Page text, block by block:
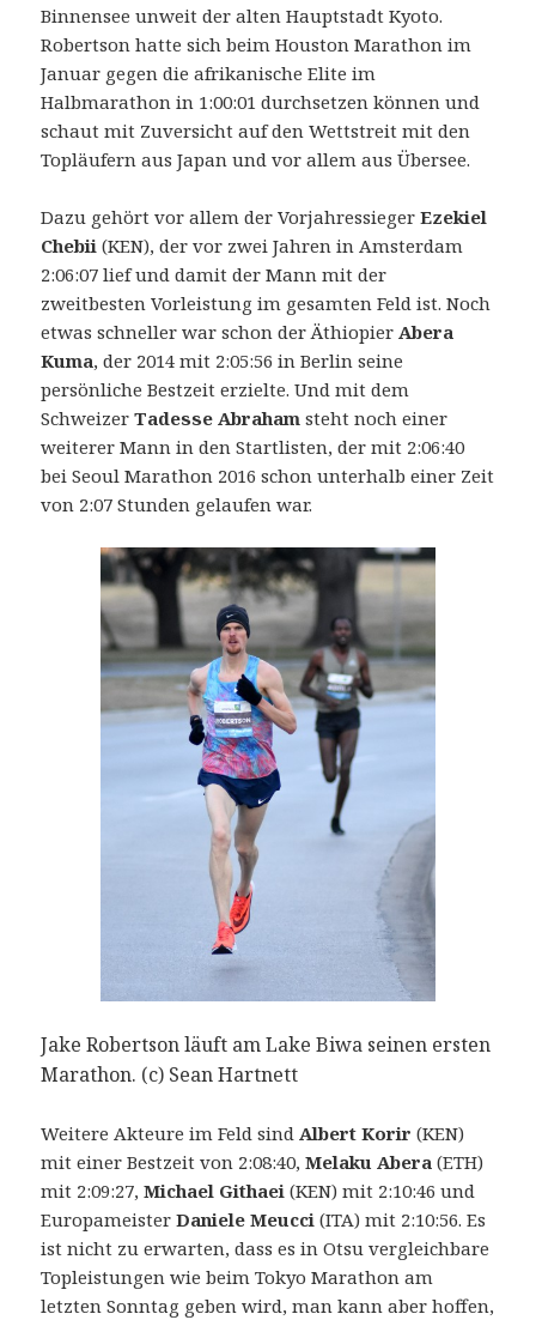
Binnensee unweit der alten Hauptstadt Kyoto.
Robertson hatte sich beim Houston Marathon im
Januar gegen die afrikanische Elite im
Halbmarathon in 1:00:01 durchsetzen können und
schaut mit Zuversicht auf den Wettstreit mit den
Topläufern aus Japan und vor allem aus Übersee.
Dazu gehört vor allem der VorjahressiegerEzekiel
Chebii (KEN), der vor zwei Jahren in Amsterdam
2:06:07 lief und damit der Mann mit der
zweitbesten Vorleistung im gesamten Feld ist. Noch
etwas schneller war schon der Äthiopier Abera
Kuma, der 2014 mit 2:05:56 in Berlin seine
persönliche Bestzeit erzielte. Und mit dem
SchweizerTadesse Abraham steht noch einer
weiterer Mann in den Startlisten, der mit 2:06:40
bei Seoul Marathon 2016 schon unterhalb einer Zeit
von 2:07 Stunden gelaufen war.
Jake Robertson läuft am Lake Biwa seinen ersten
Marathon. (c) Sean Hartnett
Weitere Akteure im Feld sindAlbert Korir (KEN)
mit einer Bestzeit von 2:08:40,Melaku Abera (ETH)
mit 2:09:27,Michael Githaei (KEN) mit 2:10:46 und
Europameister Daniele Meucci (ITA) mit 2:10:56. Es
ist nicht zu erwarten, dass es in Otsu vergleichbare
Topleistungen wie beim Tokyo Marathon am
letzten Sonntag geben wird, man kann aber hoffen,